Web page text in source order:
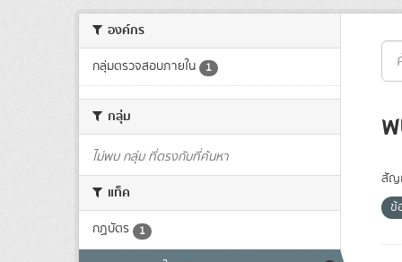
องค์กร
กลุ่มตรวจสอบภายใน 1
กลุ่ม
ไม่พบ กลุ่ม ที่ตรงกับที่ค้นหา
แท็ค
กฏบัตร 1
สัญ
ข้